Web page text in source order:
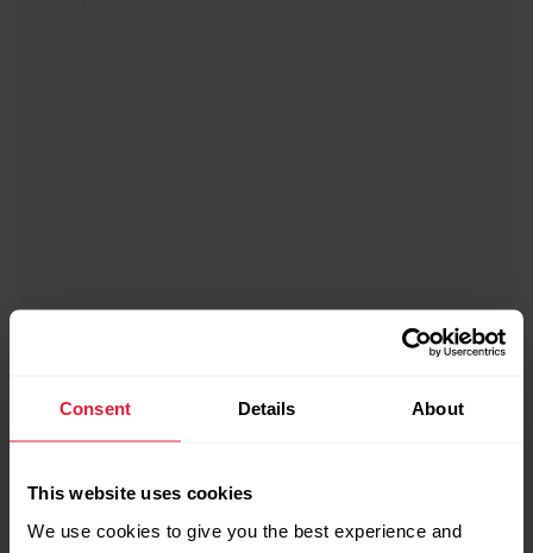
Consent Details About
This website uses cookies
We use cookies to give you the best experience and